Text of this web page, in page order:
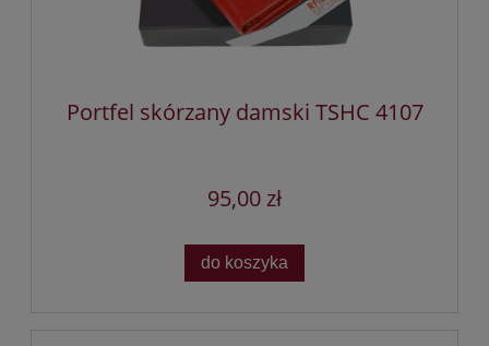
Portfel skórzany damski TSHC 4107
95,00 zł
do koszyka